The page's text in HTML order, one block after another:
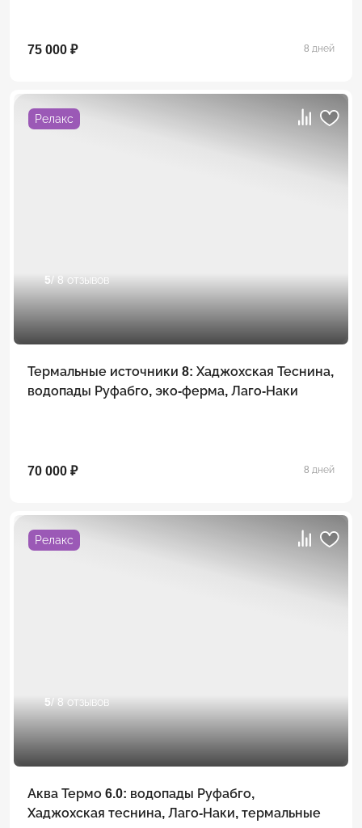
75 000 ₽ 8 дней
Релакс
5/ 8 отзывов
Термальные источники 8: Хаджохская Теснина,
водопады Руфабго, эко-ферма, Лаго-Наки
70 000 ₽ 8 дней
Релакс
5/ 8 отзывов
Аква Термо 6.0: водопады Руфабго,
Хаджохская теснина, Лаго-Наки, термальные